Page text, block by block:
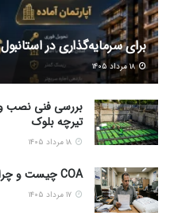
برای سرمایه‌گذاری در
۱۸ مرداد ۱۴۰۵
بررسی فنی نصب
تیرچه بلوک
COA چیست و چرا بدون آن نباید ماده شیمیایی خرید؟